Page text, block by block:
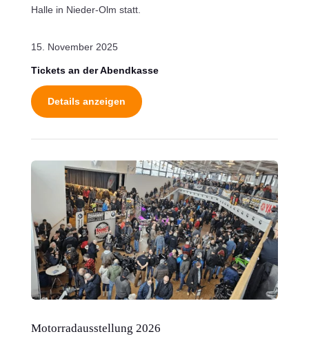
Halle in Nieder-Olm statt.
15. November 2025
Tickets an der Abendkasse
Details anzeigen
Motorradausstellung 2026